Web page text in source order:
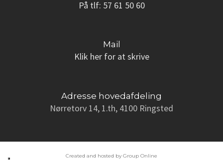
På tlf: ​57 61 50 60
Mail
Klik her for at skrive
Adresse hovedafdeling
Nørretorv 14, 1.th, 4100 Ringsted
Created and hosted by Group Online